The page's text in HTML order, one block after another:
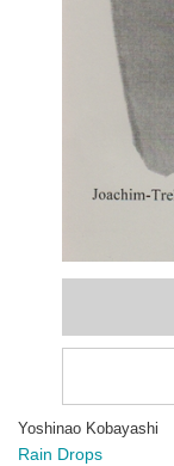
Yoshinao Kobayashi
Rain Drops